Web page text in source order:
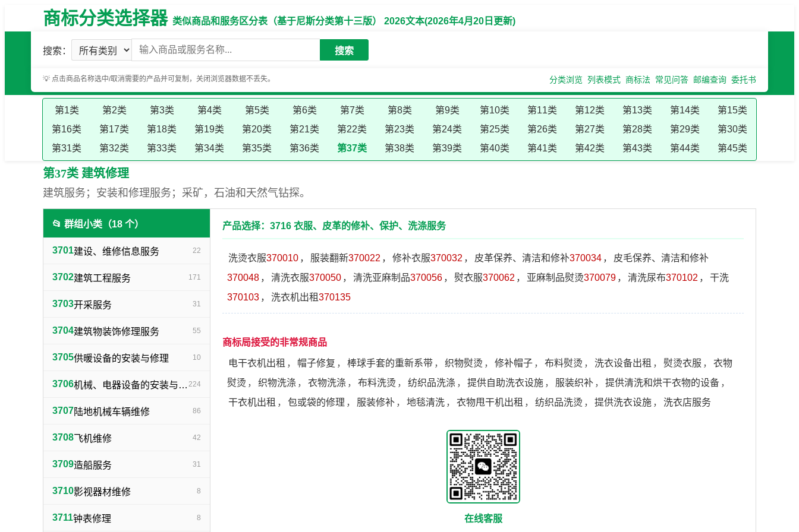
商标分类选择器类似商品和服务区分表（基于尼斯分类第十三版） 2026文本(2026年4月20日更新)
搜索： 搜索
💡 点击商品名称选中/取消需要的产品并可复制，关闭浏览器数据不丢失。 分类浏览 列表模式 商标法 常见问答 邮编查询 委托书
第1类 第2类 第3类 第4类 第5类 第6类 第7类 第8类 第9类 第10类 第11类 第12类 第13类 第14类
第15类
第16类
第17类 第18类 第19类 第20类 第21类 第22类 第23类 第24类 第25类 第26类 第27类 第28类 第29类
第30类
第31类
第32类 第33类 第34类 第35类 第36类 第37类 第38类 第39类 第40类 第41类 第42类 第43类 第44类 第45类
第37类 建筑修理
建筑服务；安装和修理服务；采矿，石油和天然气钻探。
📂 群组小类（18 个）
3701建设、维修信息服务 22
3702建筑工程服务 171
3703开采服务 31
3704建筑物装饰修理服务 55
3705供暖设备的安装与修理 10
3706 机械、电器设备的安装与修理 224
3707陆地机械车辆维修 86
3708飞机维修 42
3709造船服务 31
3710影视器材维修 8
3711钟表修理 8
产品选择：3716 衣服、皮革的修补、保护、洗涤服务
洗烫衣服370010 ， 服装翻新370022 ， 修补衣服370032 ， 皮革保养、清洁和修补370034 ，
皮毛保养、清洁和修补
370048 ， 清洗衣服370050 ， 清洗亚麻制品370056 ， 熨衣服370062 ， 亚麻制品熨烫370079 ， 清洗尿布370102 ，
干洗
370103 ， 洗衣机出租370135
商标局接受的非常规商品
电干衣机出租 ， 帽子修复 ， 棒球手套的重新系带 ， 织物熨烫 ， 修补帽子 ， 布料熨烫 ， 洗衣设备出租 ， 熨烫衣服 ，
衣物
熨烫 ， 织物洗涤 ， 衣物洗涤 ， 布料洗烫 ， 纺织品洗涤 ， 提供自助洗衣设施 ， 服装织补 ， 提供清洗和烘干衣物的设备 ，
干衣机出租 ， 包或袋的修理 ， 服装修补 ， 地毯清洗 ， 衣物甩干机出租 ， 纺织品洗烫 ， 提供洗衣设施 ， 洗衣店服务
在线客服